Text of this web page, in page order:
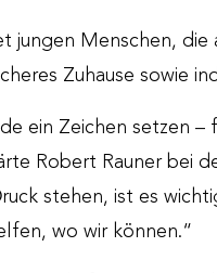
jungen Menschen, die
Zuhause sowie
ein Zeichen setzen
Robert Rauner bei
stehen, ist es
wo wir können.“